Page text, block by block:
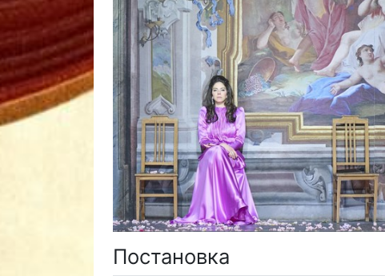
Постановка